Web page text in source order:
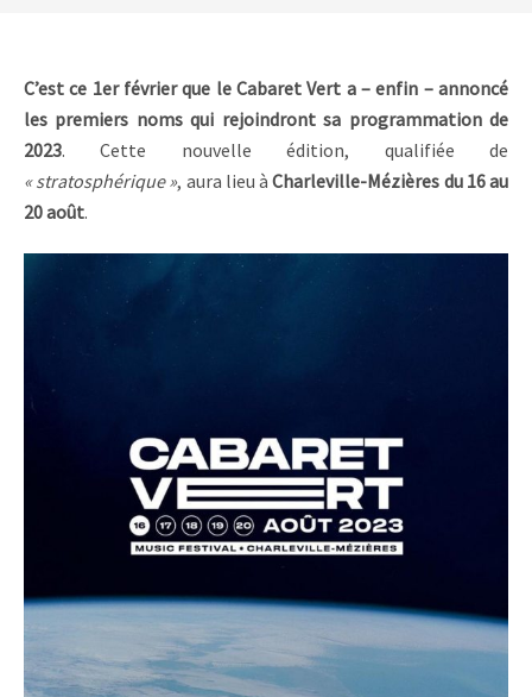
C’est ce 1er février que le Cabaret Vert a – enfin – annoncé
les premiers noms qui rejoindront sa programmation de
2023. Cette nouvelle édition, qualifiée de
« stratosphérique », aura lieu àCharleville-Mézières du 16 au
20 août.